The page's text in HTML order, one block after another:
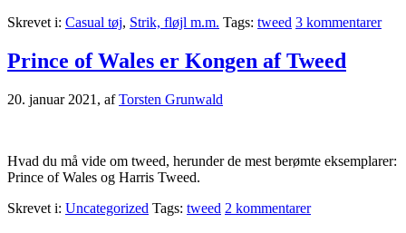
Skrevet i: Casual tøj, Strik, fløjl m.m. Tags: tweed 3 kommentarer
Prince of Wales er Kongen af Tweed
20. januar 2021 , afTorsten Grunwald
Hvad du må vide om tweed, herunder de mest berømte eksemplarer:
Prince of Wales og Harris Tweed.
Skrevet i: Uncategorized Tags: tweed 2 kommentarer